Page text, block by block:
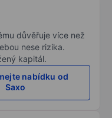
důvěřuje více než
nese rizika.
kapitál.
nabídku od
Saxo